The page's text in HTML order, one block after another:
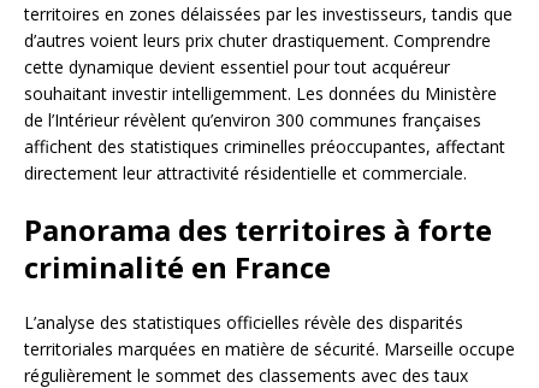
territoires en zones délaissées par les investisseurs, tandis que
d’autres voient leurs prix chuter drastiquement. Comprendre
cette dynamique devient essentiel pour tout acquéreur
souhaitant investir intelligemment. Les données du Ministère
de l’Intérieur révèlent qu’environ 300 communes françaises
affichent des statistiques criminelles préoccupantes, affectant
directement leur attractivité résidentielle et commerciale.
Panorama des territoires à forte
criminalité en France
L’analyse des statistiques officielles révèle des disparités
territoriales marquées en matière de sécurité. Marseille occupe
régulièrement le sommet des classements avec des taux